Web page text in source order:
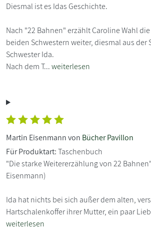
Diesmal ist es Idas Geschichte.
Nach "22 Bahnen" erzählt Caroline Wahl
beiden Schwestern weiter, diesmal aus der
Schwester Ida.
Nach dem T...weiterlesen
Martin Eisenmann von Bücher Pavillon
Für Produktart:Taschenbuch
"Die starke Weitererzählung von 22
Eisenmann)
Ida hat nichts bei sich außer dem alten,
Hartschalenkoffer ihrer Mutter, ein paar
weiterlesen